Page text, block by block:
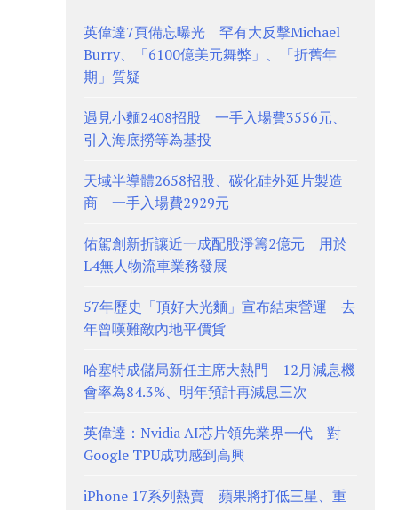
英偉達7頁備忘曝光 罕有大反擊Michael
Burry、「6100億美元舞弊」、「折舊年
期」質疑
遇見小麵2408招股 一手入場費3556元、
引入海底撈等為基投
天域半導體2658招股、碳化硅外延片製造
商 一手入場費2929元
佑駕創新折讓近一成配股淨籌2億元 用於
L4無人物流車業務發展
57年歷史「頂好大光麵」宣布結束營運 去
年曾嘆難敵內地平價貨
哈塞特成儲局新任主席大熱門 12月減息機
會率為84.3%、明年預計再減息三次
英偉達：Nvidia AI芯片領先業界一代 對
Google TPU成功感到高興
iPhone 17系列熱賣 蘋果將打低三星、重